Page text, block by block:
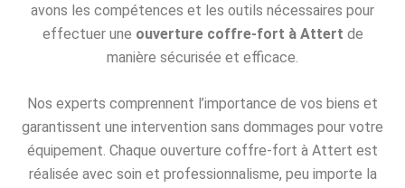
avons les compétences et les outils nécessaires pour
effectuer une ouverture coffre-fort à Attert de
manière sécurisée et efficace.
Nos experts comprennent l’importance de vos biens et
garantissent une intervention sans dommages pour votre
équipement. Chaque ouverture coffre-fort à Attert est
réalisée avec soin et professionnalisme, peu importe la